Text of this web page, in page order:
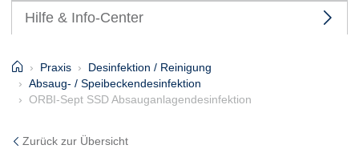
Hilfe & Info-Center
HomePraxis
Desinfektion / Reinigung
Absaug- / Speibeckendesinfektion
ORBI-Sept SSD Absauganlagendesinfektion
Zurück zur Übersicht